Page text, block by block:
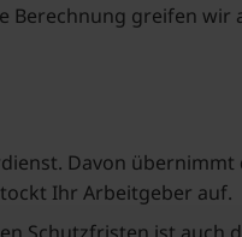
Berechnung greifen wir
Davon übernimmt
Ihr Arbeitgeber auf.